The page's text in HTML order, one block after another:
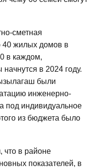
сметная
40 жилых домов в
в каждом,
в 2024 году.
были
инженерно-
под индивидуальное
из бюджета было
что в районе
показателей, в